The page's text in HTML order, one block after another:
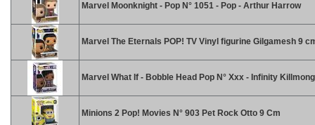
Marvel Moonknight - Pop N° 1051 - Pop - Arthur Harrow
Marvel The Eternals POP! TV Vinyl figurine Gilgamesh 9
Marvel What If - Bobble Head Pop N° Xxx - Infinity
Minions 2 Pop! Movies N° 903 Pet Rock Otto 9 Cm